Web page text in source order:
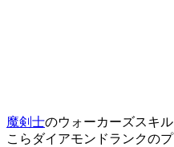
魔剣士のウォーカーズスキ
こらダイアモンドランクの